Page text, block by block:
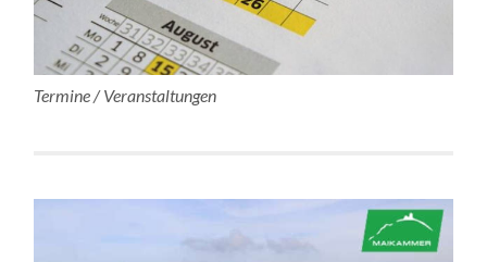
Termine / Veranstaltungen